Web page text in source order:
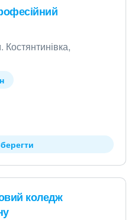
Костянтинівка,
коледж